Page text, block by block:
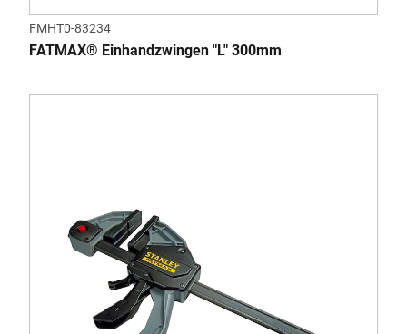
FMHT0-83234
FATMAX® Einhandzwingen "L" 300mm